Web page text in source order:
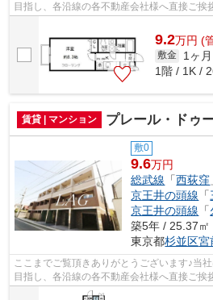
目指し、各沿線の各不動産会社様へ直接ご挨
9.2万円 (
敷金 1ヶ月
1階 / 1K /
賃貸 | マンション プレール・ドゥ
敷0
9.6万円
総武線 「西荻窪
京王井の頭線 「
京王井の頭線 「
築5年 / 25.37㎡
東京都杉並区宮
ここまでご覧頂きありがとうございます♪当
目指し、各沿線の各不動産会社様へ直接ご挨
様へ提供しております！最新の情報は...